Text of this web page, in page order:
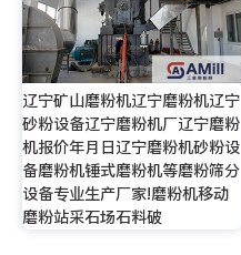
辽宁矿山磨粉机辽宁磨粉机辽宁
砂粉设备辽宁磨粉机厂辽宁磨粉
机报价年月日辽宁磨粉机砂粉设
备磨粉机锤式磨粉机等磨粉筛分
设备专业生产厂家!磨粉机移动
磨粉站采石场石料破